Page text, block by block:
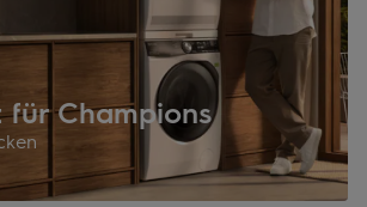
für Champions